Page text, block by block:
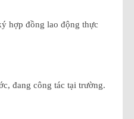
hợp đồng lao động thực
đang công tác tại trường.